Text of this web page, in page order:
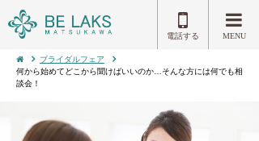
電話する MENU
ブライダルフェア
何から始めてどこから聞けばいいのか…そんな方には何でも相
談会！